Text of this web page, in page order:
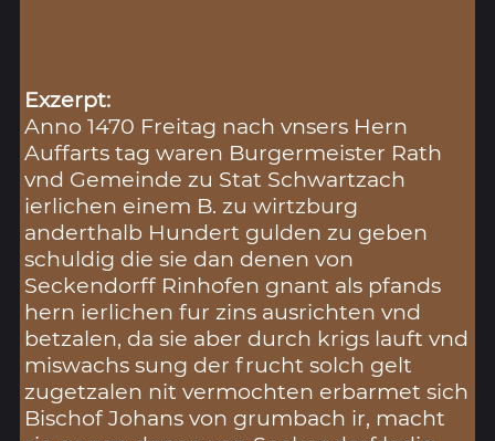
Exzerpt:
Anno 1470 Freitag nach vnsers Hern
Auffarts tag waren Burgermeister Rath
vnd Gemeinde zu Stat Schwartzach
ierlichen einem B. zu wirtzburg
anderthalb Hundert gulden zu geben
schuldig die sie dan denen von
Seckendorff Rinhofen gnant als pfands
hern ierlichen fur zins ausrichten vnd
betzalen, da sie aber durch krigs lauft vnd
miswachs sung der frucht solch gelt
zugetzalen nit vermochten erbarmet sich
Bischof Johans von grumbach ir, macht